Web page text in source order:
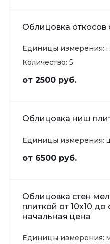
Облицовка откосов
Единицы измерения:
Количество: 5
от 2500 руб.
Облицовка ниш
Единицы измерения:
от 6500 руб.
Облицовка стен
плиткой от 10х10
начальная цена
Единицы измерения: